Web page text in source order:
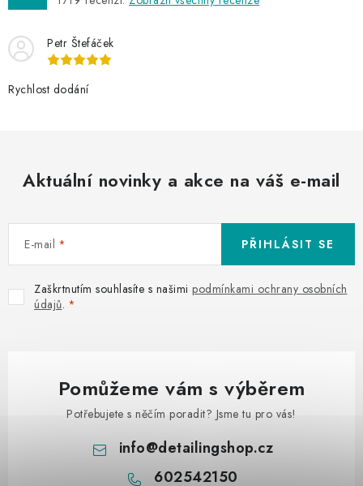
Petr Štefáček
Rychlost dodání
Aktuální novinky a akce na váš e-mail
E-mail
Zaškrtnutím souhlasíte s našimi podmínkami ochrany osobních
údajů.
PŘIHLÁSIT SE
Pomůžeme vám s výběrem
Potřebujete s něčím poradit? Jsme tu pro vás!
info@detailingshop.cz
602542150